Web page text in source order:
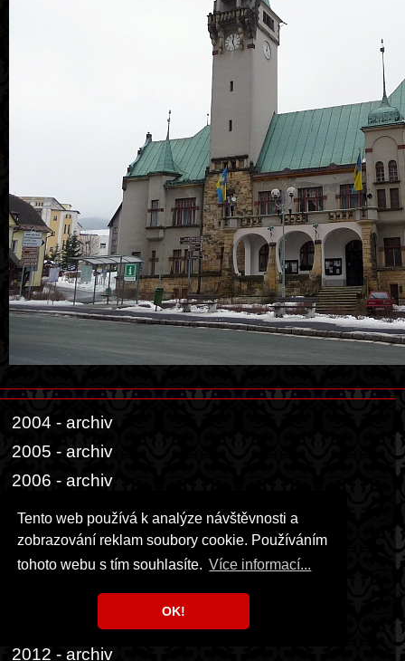
Tento web používá k analýze návštěvnosti a
zobrazování reklam soubory cookie. Používáním
tohoto webu s tím souhlasíte. Více informací...
OK!
2004 - archiv
2005 - archiv
2006 - archiv
2007 - archiv
2008 - archiv
2009 - archiv
2010 - archiv
2011 - archiv
2012 - archiv